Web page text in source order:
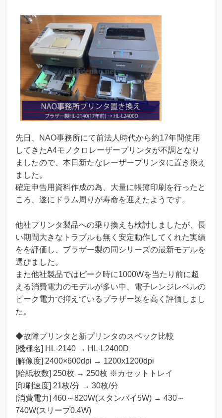
先日、NAO事務所にて前法人時代から約17年間使用
してきたA4モノクロレーザープリンタが不調となり
ましたので、本日新たなレーザープリンタに置き換え
ました。
確定申告用資料作成の為、大量に帳簿印刷を行ったと
ころ、遂にドラム周りが寿命を迎えたようです。
他社プリンタ製品への乗り換えも検討しましたが、長
い期間大きなトラブルも無く安定動作してくれた実績
をを評価し、ブラザー製の同シリーズの最新モデルを
選びました。
また他社製品ではピーク時に1000Wを当たり前に超
える消費電力のモデルが多い中、電子レンジレベルの
ピーク電力で抑えているブラザー製を高く評価しまし
た。
◆故障プリンタと新プリンタのスペック比較
[機種名] HL-2140 → HL-L2400D
[解像度] 2400×600dpi → 1200x1200dpi
[給紙枚数] 250枚 → 250枚 ※カセットトレイ
[印刷速度] 21枚/分 → 30枚/分
[消費電力] 460～820W(スタンバイ5W) → 430～
740W(スリープ0.4W)